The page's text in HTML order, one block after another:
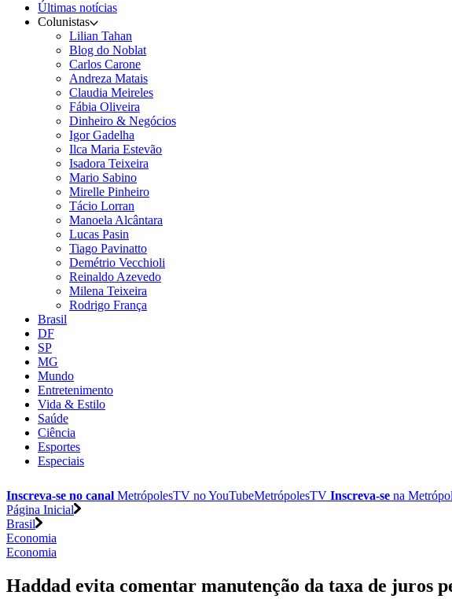
Últimas notícias
Colunistas
Lilian Tahan
Blog do Noblat
Carlos Carone
Andreza Matais
Claudia Meireles
Fábia Oliveira
Dinheiro & Negócios
Igor Gadelha
Ilca Maria Estevão
Isadora Teixeira
Mario Sabino
Mirelle Pinheiro
Tácio Lorran
Manoela Alcântara
Lucas Pasin
Tiago Pavinatto
Demétrio Vecchioli
Reinaldo Azevedo
Milena Teixeira
Rodrigo França
Brasil
DF
SP
MG
Mundo
Entretenimento
Vida & Estilo
Saúde
Ciência
Esportes
Especiais
Inscreva-se no canal MetrópolesTV noYouTubeMetrópolesTV Inscreva-se na
Página Inicial
Brasil
Economia
Economia
Haddad evita comentar manutenção da taxa de juros